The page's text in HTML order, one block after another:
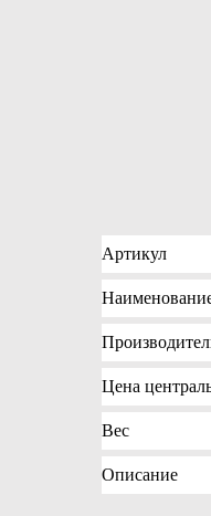
Артикул
Цена
Вес
Описание